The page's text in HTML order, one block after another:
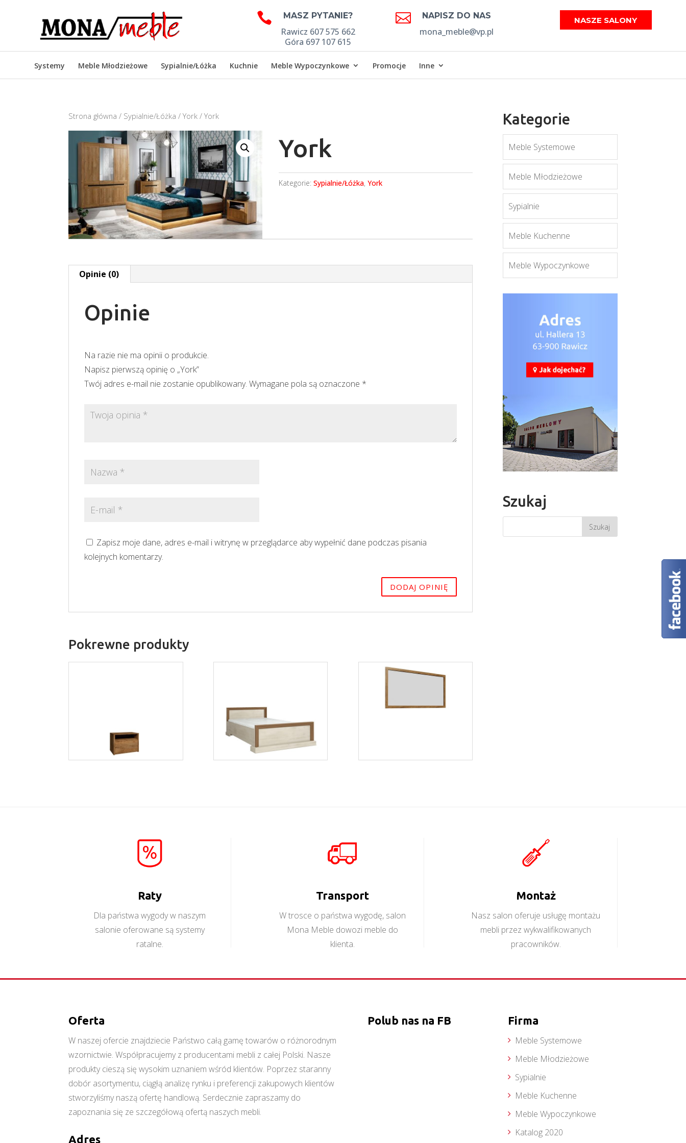
 MASZ PYTANIE?
Rawicz 607 575 662
Góra 697 107 615
 NAPISZ DO NAS
mona_meble@vp.pl
NASZE SALONY
Systemy Meble Młodzieżowe Sypialnie/Łóżka Kuchnie Meble Wypoczynkowe Promocje Inne
Strona główna / Sypialnie/Łóżka /York / York
York
Kategorie:Sypialnie/Łóżka,York
Opinie (0)
Opinie
Na razie nie ma opinii o produkcie.
Napisz pierwszą opinię o „York”
Twój adres e-mail nie zostanie opublikowany. Wymagane pola są oznaczone *
Zapisz moje dane, adres e-mail i witrynę w przeglądarce aby wypełnić dane podczas pisania
kolejnych komentarzy.
Pokrewne produkty
Kategorie
Meble Systemowe
Meble Młodzieżowe
Sypialnie
Meble Kuchenne
Meble Wypoczynkowe
Szukaj
Raty
Dla państwa wygody w naszym
salonie oferowane są systemy
ratalne.
Transport
W trosce o państwa wygodę, salon
Mona Meble dowozi meble do
klienta.
Montaż
Nasz salon oferuje usługę montażu
mebli przez wykwalifikowanych
pracowników.
Oferta
W naszej ofercie znajdziecie Państwo całą gamę towarów o różnorodnym
wzornictwie. Współpracujemy z producentami mebli z całej Polski. Nasze
produkty cieszą się wysokim uznaniem wśród klientów. Poprzez staranny
dobór asortymentu, ciągłą analizę rynku i preferencji zakupowych klientów
stworzyliśmy naszą ofertę handlową. Serdecznie zapraszamy do
zapoznania się ze szczegółową ofertą naszych mebli.
Adres
Polub nas na FB Firma
Meble Systemowe
Meble Młodzieżowe
Sypialnie
Meble Kuchenne
Meble Wypoczynkowe
Katalog 2020